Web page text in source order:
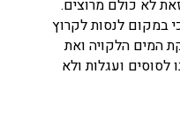
לא כולם מרוצים.
במקום לנסות לקרוץ
המים הלקויה ואת
ועגלות ולא